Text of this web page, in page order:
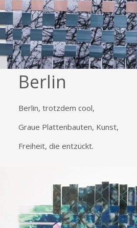
Berlin
Berlin, trotzdem cool,
Graue Plattenbauten, Kunst,
Freiheit, die entzückt.